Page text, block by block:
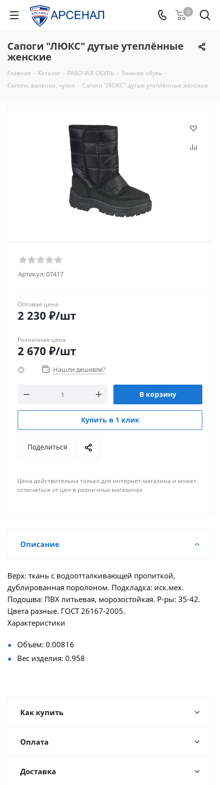
0
Сапоги "ЛЮКС" дутые утеплённые
женские
Главная - Каталог - РАБОЧАЯ ОБУВЬ - Зимняя обувь -
Сапоги, валенки, чулки - Сапоги "ЛЮКС" дутые утеплённые женские
Артикул:07417
Оптовая цена
2 230 ₽/шт
Розничная цена
2 670 ₽/шт
Нашли дешевле?
В корзину
Купить в 1 клик
Поделиться
Цена действительна только для интернет-магазина и может
отличаться от цен в розничных магазинах
Описание
Верх: ткань с водоотталкивающей пропиткой,
дублированная поролоном. Подкладка: иск.мех.
Подошва: ПВХ литьевая, морозостойкая. Р-ры: 35-42.
Цвета разные. ГОСТ 26167-2005.
Характеристики
Объем: 0.00816
Вес изделия: 0.958
Как купить
Оплата
Доставка